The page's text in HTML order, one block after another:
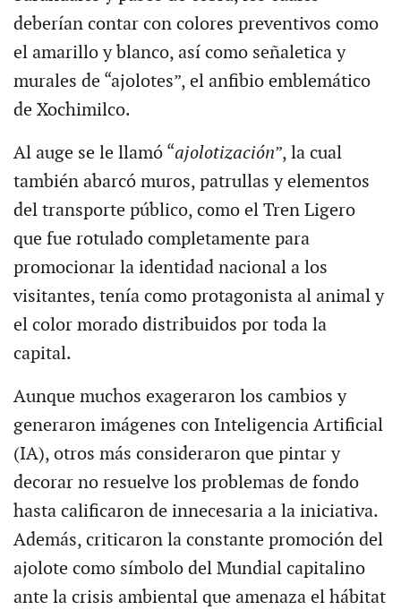
deberían contar con colores preventivos como
el amarillo y blanco, así como señaletica y
murales de “ajolotes”, el anfibio emblemático
de Xochimilco.
Al auge se le llamó “ajolotización”, la cual
también abarcó muros, patrullas y elementos
del transporte público, como el Tren Ligero
que fue rotulado completamente para
promocionar la identidad nacional a los
visitantes, tenía como protagonista al animal y
el color morado distribuidos por toda la
capital.
Aunque muchos exageraron los cambios y
generaron imágenes con Inteligencia Artificial
(IA), otros más consideraron que pintar y
decorar no resuelve los problemas de fondo
hasta calificaron de innecesaria a la iniciativa.
Además, criticaron la constante promoción del
ajolote como símbolo del Mundial capitalino
ante la crisis ambiental que amenaza el hábitat